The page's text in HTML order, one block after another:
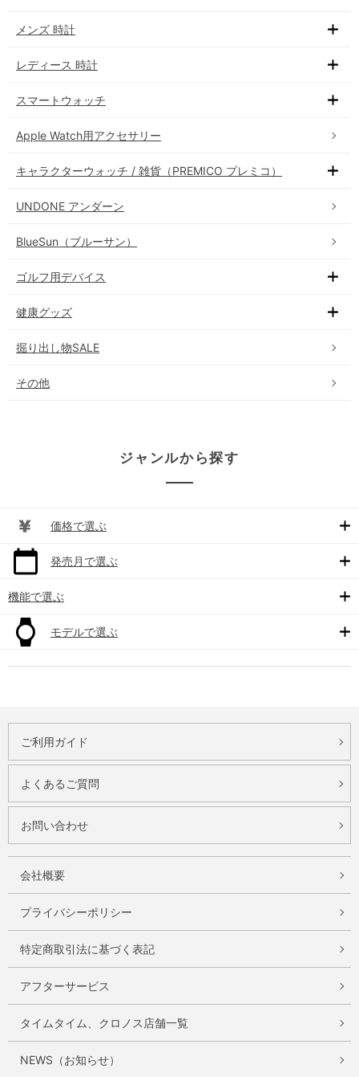
メンズ 時計
レディース 時計
スマートウォッチ
Apple Watch用アクセサリー
キャラクターウォッチ / 雑貨（PREMICO プレミコ）
UNDONE アンダーン
BlueSun（ブルーサン）
ゴルフ用デバイス
健康グッズ
掘り出し物SALE
その他
ジャンルから探す
価格で選ぶ
発売月で選ぶ
機能で選ぶ
モデルで選ぶ
ご利用ガイド
よくあるご質問
お問い合わせ
会社概要
プライバシーポリシー
特定商取引法に基づく表記
アフターサービス
タイムタイム、クロノス店舗一覧
NEWS（お知らせ）